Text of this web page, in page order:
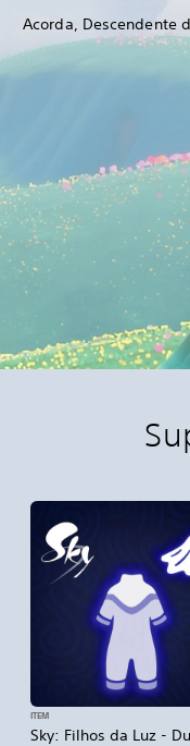
Acorda, Descendente
Sky: Filhos da Luz -
ITEM